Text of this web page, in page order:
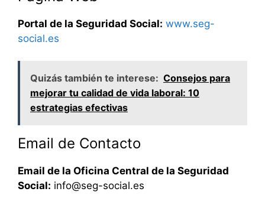
Portal de la Seguridad Social: www.seg-
social.es
Quizás también te interese: Consejos para
mejorar tu calidad de vida laboral: 10
estrategias efectivas
Email de Contacto
Email de la Oficina Central de la Seguridad
Social: info@seg-social.es